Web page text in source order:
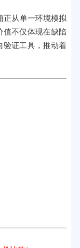
正从单一环境模拟
值不仅体现在缺陷
验证工具，推动着